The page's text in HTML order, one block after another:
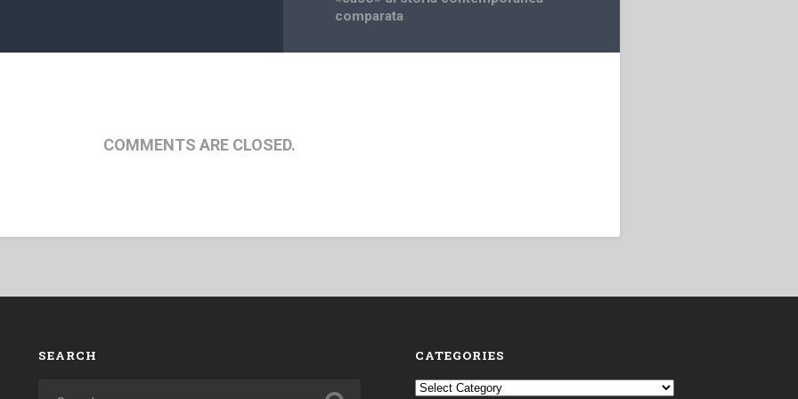
comparata
COMMENTS ARE CLOSED.
SEARCH CATEGORIES
Categories